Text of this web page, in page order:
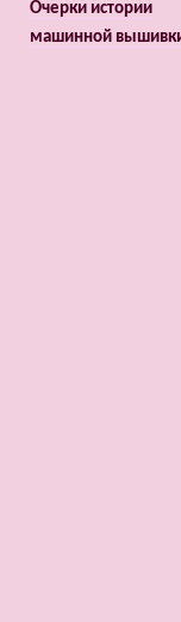
Очерки истории
машинной